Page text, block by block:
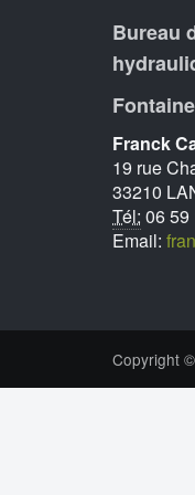
Bureau
Franck
19 rue
33210
Tél: 06 59
Email:
Copyright